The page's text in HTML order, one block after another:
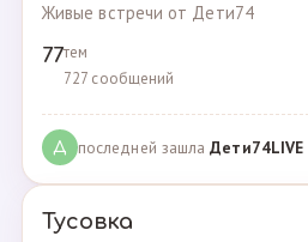
Живые встречи от Дети74
77тем
727 сообщений
Д последней зашлаДeти74LIVE
Тусовка